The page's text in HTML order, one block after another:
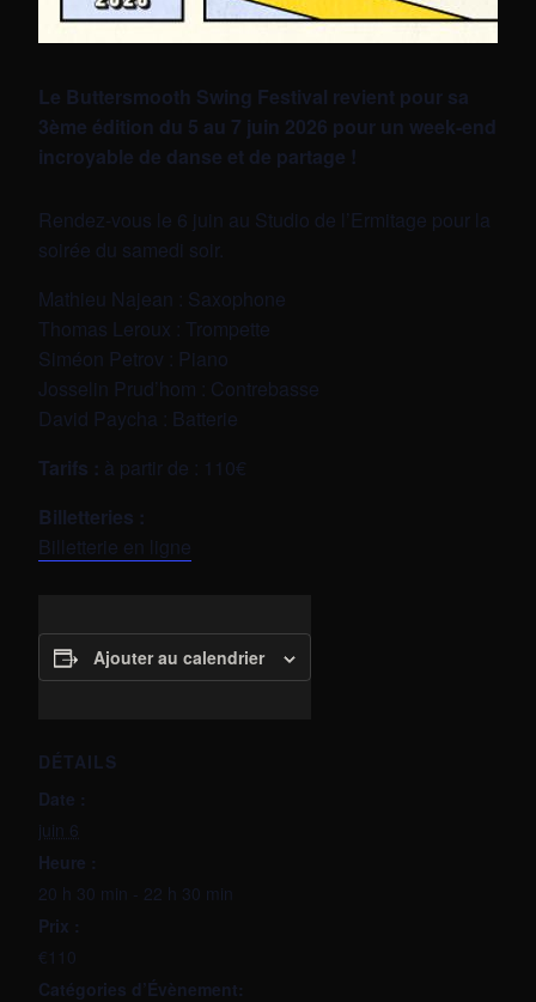
Le Buttersmooth Swing Festival revient pour sa
3ème édition du 5 au 7 juin 2026 pour un week-end
incroyable de danse et de partage !
Rendez-vous le 6 juin au Studio de l’Ermitage pour la
soirée du samedi soir.
Mathieu Najean : Saxophone
Thomas Leroux : Trompette
Siméon Petrov : Piano
Josselin Prud’hom : Contrebasse
David Paycha : Batterie
Tarifs : à partir de : 110€
Billetteries :
Billetterie en ligne
Ajouter au calendrier
DÉTAILS
Date :
juin 6
Heure :
20 h 30 min - 22 h 30 min
Prix :
€110
Catégories d’Évènement: